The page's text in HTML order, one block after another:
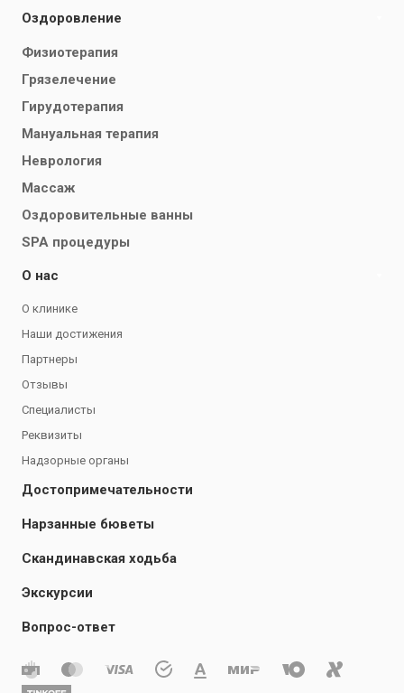
Оздоровление
Физиотерапия
Грязелечение
Гирудотерапия
Мануальная терапия
Неврология
Массаж
Оздоровительные ванны
SPA процедуры
О нас
О клинике
Наши достижения
Партнеры
Отзывы
Специалисты
Реквизиты
Надзорные органы
Достопримечательности
Нарзанные бюветы
Скандинавская ходьба
Экскурсии
Вопрос-ответ